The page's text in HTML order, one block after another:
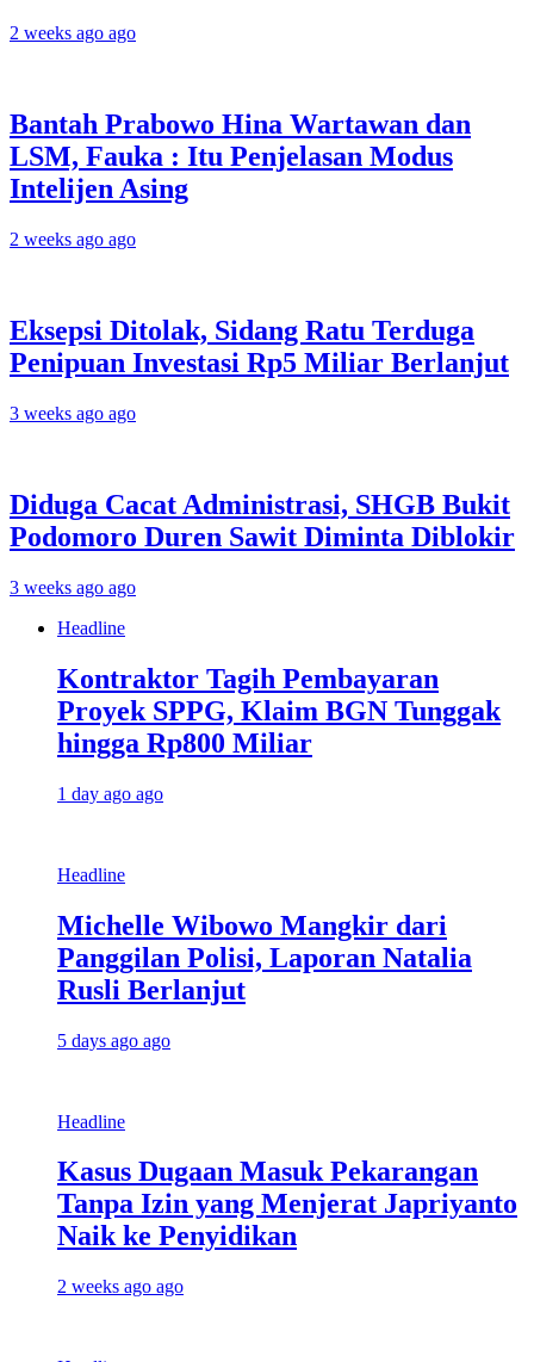
2 weeks ago ago
Bantah Prabowo Hina Wartawan dan
LSM, Fauka : Itu Penjelasan Modus
Intelijen Asing
2 weeks ago ago
Eksepsi Ditolak, Sidang Ratu Terduga
Penipuan Investasi Rp5 Miliar Berlanjut
3 weeks ago ago
Diduga Cacat Administrasi, SHGB Bukit
Podomoro Duren Sawit Diminta Diblokir
3 weeks ago ago
Headline
Kontraktor Tagih Pembayaran
Proyek SPPG, Klaim BGN Tunggak
hingga Rp800 Miliar
1 day ago ago
Headline
Michelle Wibowo Mangkir dari
Panggilan Polisi, Laporan Natalia
Rusli Berlanjut
5 days ago ago
Headline
Kasus Dugaan Masuk Pekarangan
Tanpa Izin yang Menjerat Japriyanto
Naik ke Penyidikan
2 weeks ago ago